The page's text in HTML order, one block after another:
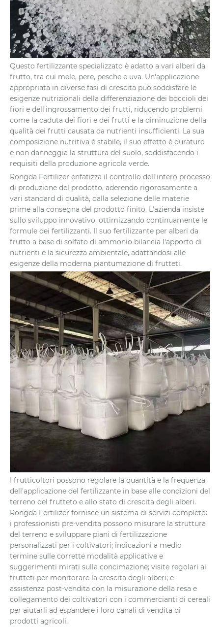
Questo fertilizzante specializzato è adatto a vari alberi da
frutto, tra cui mele, pere, pesche e uva. Un'applicazione
appropriata in diverse fasi di crescita può soddisfare le
esigenze nutrizionali della differenziazione dei boccioli dei
fiori e dell'ingrossamento dei frutti, riducendo problemi
come la caduta dei fiori e dei frutti e la diminuzione della
qualità dei frutti causata da nutrienti insufficienti. La sua
composizione nutritiva è stabile, il suo effetto è duraturo
e non danneggia la struttura del suolo, soddisfacendo i
requisiti della produzione agricola verde.
Rongda Fertilizer enfatizza il controllo dell'intero processo
di produzione del prodotto, aderendo rigorosamente a
vari standard di qualità, dalla selezione delle materie
prime alla consegna del prodotto finito. L'azienda insiste
sullo sviluppo innovativo, ottimizzando continuamente le
formule dei fertilizzanti. Il suo fertilizzante per alberi da
frutto a base di solfato di ammonio bilancia l'apporto di
nutrienti e la sicurezza ambientale, adattandosi alle
esigenze della moderna piantumazione di frutteti.
I frutticoltori possono regolare la quantità e la frequenza
dell'applicazione del fertilizzante in base alle condizioni del
terreno del frutteto e allo stato di crescita degli alberi.
Rongda Fertilizer fornisce un sistema di servizi completo:
i professionisti pre-vendita possono misurare la struttura
del terreno e sviluppare piani di fertilizzazione
personalizzati per i coltivatori; indicazioni a medio
termine sulle corrette modalità applicative e
suggerimenti mirati sulla concimazione; visite regolari ai
frutteti per monitorare la crescita degli alberi; e
assistenza post-vendita con la misurazione della resa e
collegamento dei coltivatori con i commercianti di cereali
per aiutarli ad espandere i loro canali di vendita di
prodotti agricoli.